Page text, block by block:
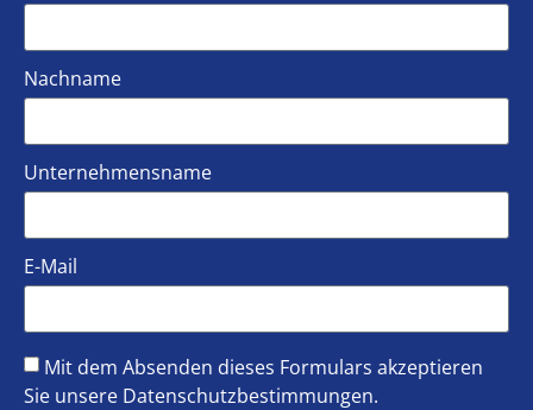
Nachname
Unternehmensname
E-Mail
Mit dem Absenden dieses Formulars akzeptieren
Sie unsere Datenschutzbestimmungen.